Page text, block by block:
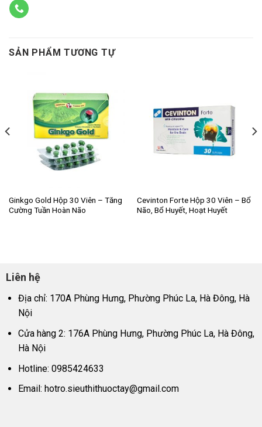
SẢN PHẨM TƯƠNG TỰ
Ginkgo Gold Hộp 30 Viên – Tăng
Cường Tuần Hoàn Não
Cevinton Forte Hộp 30 Viên – Bổ
Não, Bổ Huyết, Hoạt Huyết
Liên hệ
Địa chỉ: 170A Phùng Hưng, Phường Phúc La, Hà Đông, Hà
Nội
Cửa hàng 2: 176A Phùng Hưng, Phường Phúc La, Hà Đông,
Hà Nội
Hotline: 0985424633
Email: hotro.sieuthithuoctay@gmail.com